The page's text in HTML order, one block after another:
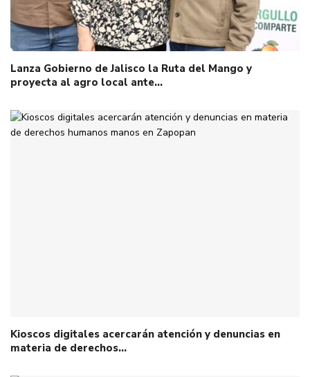
Lanza Gobierno de Jalisco la Ruta del Mango y
proyecta al agro local ante…
Kioscos digitales acercarán atención y denuncias en
materia de derechos…